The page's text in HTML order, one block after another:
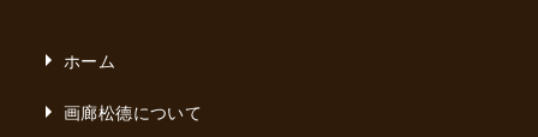
ホーム
画廊松德について